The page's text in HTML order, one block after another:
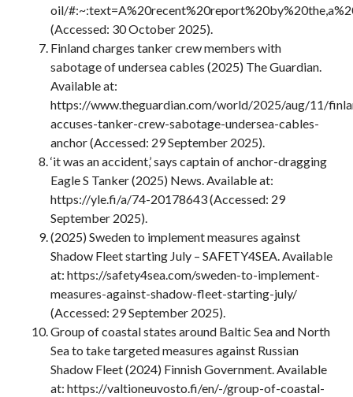
oil/
(Accessed: 30 October 2025).
Finland charges tanker crew members with
sabotage of undersea cables (2025) The Guardian.
Available at:
https://www.theguardian.com/world/2025/aug/11/
accuses-tanker-crew-sabotage-undersea-cables-
anchor (Accessed: 29 September 2025).
‘it was an accident,’ says captain of anchor-dragging
Eagle S Tanker (2025) News. Available at:
https://yle.fi/a/74-20178643 (Accessed: 29
September 2025).
(2025) Sweden to implement measures against
Shadow Fleet starting July – SAFETY4SEA. Available
at: https://safety4sea.com/sweden-to-implement-
measures-against-shadow-fleet-starting-july/
(Accessed: 29 September 2025).
Group of coastal states around Baltic Sea and North
Sea to take targeted measures against Russian
Shadow Fleet (2024) Finnish Government. Available
at: https://valtioneuvosto.fi/en/-/group-of-coastal-